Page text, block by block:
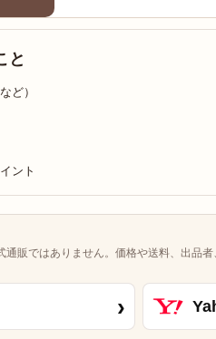
と
ど）
ント
通販ではありません。価格や送料、出品
›